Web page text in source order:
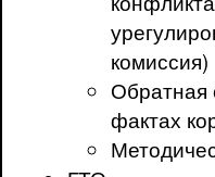
комиссия)
Обратная
фактах